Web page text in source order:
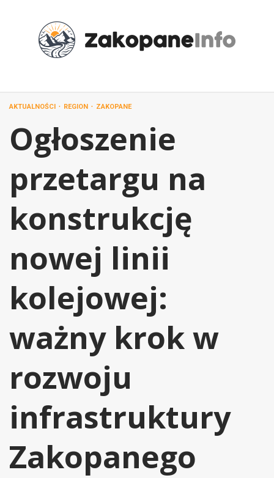
AKTUALNOŚCI REGION ZAKOPANE
Ogłoszenie
przetargu na
konstrukcję
nowej linii
kolejowej:
ważny krok w
rozwoju
infrastruktury
Zakopanego